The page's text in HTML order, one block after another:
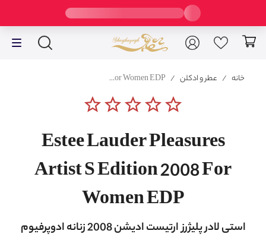
خانه / عطر و ادکلن /
Estee Lauder Pleasures Artist S Edition 2008 For Women EDP
star_borderstar_borderstar_borderstar_borderstar_border
Estee Lauder Pleasures
Artist S Edition 2008 For
Women EDP
استی لادر پلیژرز ارتیست ادیشن 2008 زنانه ادوپرفیوم